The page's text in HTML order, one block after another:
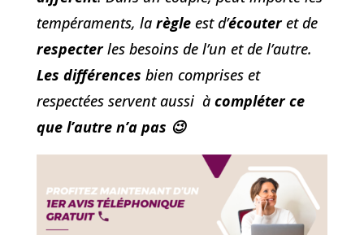
tempéraments, la règleest d’écouteret de
respecterles besoins de l’un et de l’autre.
Les différences bien comprises et
respectées servent aussi à compléter ce
que l’autre n’a pas 😉